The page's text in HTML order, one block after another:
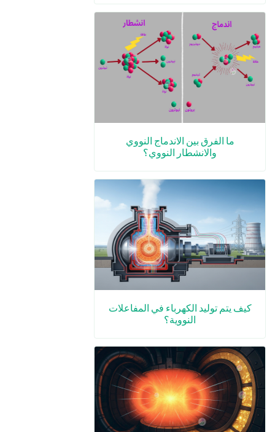
ما الفرق بين الاندماج النووي
والانشطار النووي؟
كيف يتم توليد الكهرباء في المفاعلات
النووية؟